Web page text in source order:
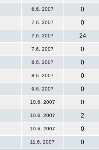
6.6. 2007
0
7.6. 2007
0
7.6. 2007
24
7.6. 2007
0
8.6. 2007
0
8.6. 2007
0
9.6. 2007
0
10.6. 2007
0
10.6. 2007
2
10.6. 2007
0
11.6. 2007 0